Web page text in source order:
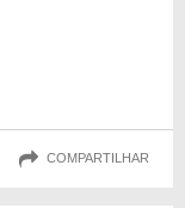
COMPARTILHAR